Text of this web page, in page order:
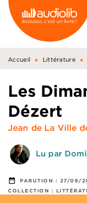
MENU
PIED DE PAGE
Accueil • Littérature •
Les
Dézert
Jean de La Ville
Lu par
date_range PARUTION : 27/09/
COLLECTION :